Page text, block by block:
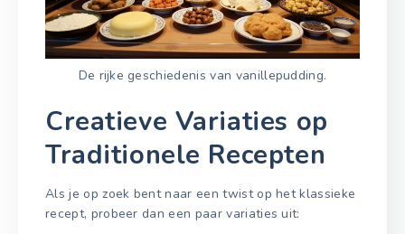
De rijke geschiedenis van vanillepudding.
Creatieve Variaties op
Traditionele Recepten
Als je op zoek bent naar een twist op het klassieke
recept, probeer dan een paar variaties uit: